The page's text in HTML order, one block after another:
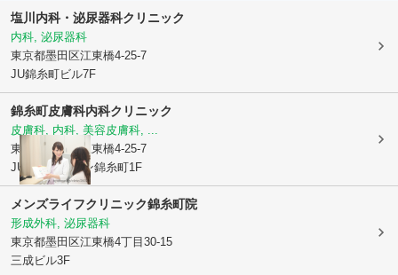
塩川内科・泌尿器科クリニック
内科, 泌尿器科
東京都墨田区江東橋4-25-7
JU錦糸町ビル7F
錦糸町皮膚科内科クリニック
皮膚科, 内科, 美容皮膚科, ...
東京都墨田区江東橋4-25-7
JUスカイタウン錦糸町1F
メンズライフクリニック錦糸町院
形成外科, 泌尿器科
東京都墨田区江東橋4丁目30-15
三成ビル3F